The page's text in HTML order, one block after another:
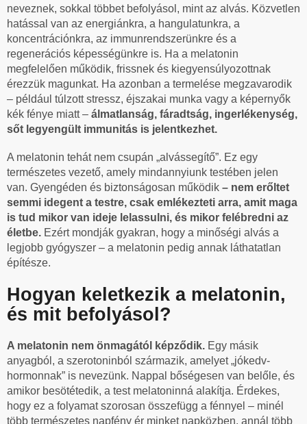
neveznek, sokkal többet befolyásol, mint az alvás. Közvetlen
hatással van az energiánkra, a hangulatunkra, a
koncentrációnkra, az immunrendszerünkre és a
regenerációs képességünkre is. Ha a melatonin
megfelelően működik, frissnek és kiegyensúlyozottnak
érezzük magunkat. Ha azonban a termelése megzavarodik
– például túlzott stressz, éjszakai munka vagy a képernyők
kék fénye miatt – álmatlanság, fáradtság, ingerlékenység,
sőt legyengült immunitás is jelentkezhet.
A melatonin tehát nem csupán „alvássegítő”. Ez egy
természetes vezető, amely mindannyiunk testében jelen
van. Gyengéden és biztonságosan működik – nem erőltet
semmi idegent a testre, csak emlékezteti arra, amit maga
is tud mikor van ideje lelassulni, és mikor felébredni az
életbe. Ezért mondják gyakran, hogy a minőségi alvás a
legjobb gyógyszer – a melatonin pedig annak láthatatlan
építésze.
Hogyan keletkezik a melatonin,
és mit befolyásol?
A melatonin nem önmagától képződik. Egy másik
anyagból, a szerotoninból származik, amelyet „jókedv-
hormonnak” is nevezünk. Nappal bőségesen van belőle, és
amikor besötétedik, a test melatoninná alakítja. Érdekes,
hogy ez a folyamat szorosan összefügg a fénnyel – minél
több természetes napfény ér minket napközben, annál több